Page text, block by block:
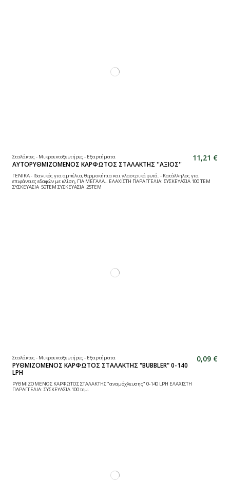
Σταλάκτες - Μικροεκτοξευτήρες - Εξαρτήματα
ΑΥΤΟΡΥΘΜΙΖΟΜΕΝΟΣ ΚΑΡΦΩΤΟΣ ΣΤΑΛΑΚΤΗΣ ''ΑΞΙΟΣ''
11,21 €
ΓΕΝΙΚΑ - Ιδανικός για αμπέλια, θερμοκήπια και γλαστρικά φυτά. - Κατάλληλος για
επιφάνειες εδαφών με κλίση, ΓΙΑ ΜΕΓΑΛΑ.. ΕΛΑΧΙΣΤΗ ΠΑΡΑΓΓΕΛΙΑ: ΣΥΣΚΕΥΑΣΙΑ 100 ΤΕΜ
ΣΥΣΚΕΥΑΣΙΑ 50ΤΕΜ ΣΥΣΚΕΥΑΣΙΑ 25ΤΕΜ
Σταλάκτες - Μικροεκτοξευτήρες - Εξαρτήματα
ΡΥΘΜΙΖΟΜΕΝΟΣ ΚΑΡΦΩΤΟΣ ΣΤΑΛΑΚΤΗΣ "BUBBLER" 0-140
LPH
0,09 €
ΡΥΘΜΙΖΟΜΕΝΟΣ ΚΑΡΦΩΤΟΣ ΣΤΑΛΑΚΤΗΣ "αναμόχλευσης" 0-140 LPH ΕΛΑΧΙΣΤΗ
ΠΑΡΑΓΓΕΛΙΑ: ΣΥΣΚΕΥΑΣΙΑ 100 τεμ.